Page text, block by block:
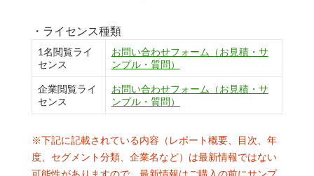
・ライセンス種類
1名閲覧ライ
センス
お問い合わせフォーム（お見積・サ
ンプル・質問）
企業閲覧ライ
センス
お問い合わせフォーム（お見積・サ
ンプル・質問）
※下記に記載されている内容（レポート概要、目次、年
度、セグメント分類、企業名など）は最新情報ではない